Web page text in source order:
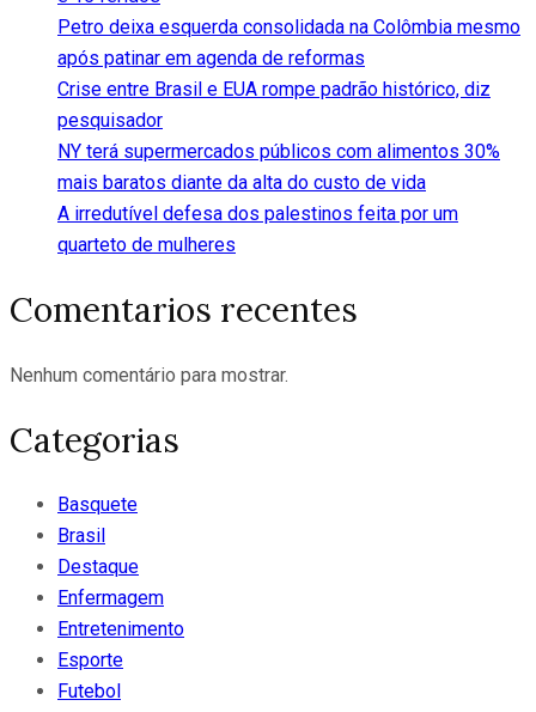
Petro deixa esquerda consolidada na Colômbia mesmo
após patinar em agenda de reformas
Crise entre Brasil e EUA rompe padrão histórico, diz
pesquisador
NY terá supermercados públicos com alimentos 30%
mais baratos diante da alta do custo de vida
A irredutível defesa dos palestinos feita por um
quarteto de mulheres
Comentarios recentes
Nenhum comentário para mostrar.
Categorias
Basquete
Brasil
Destaque
Enfermagem
Entretenimento
Esporte
Futebol